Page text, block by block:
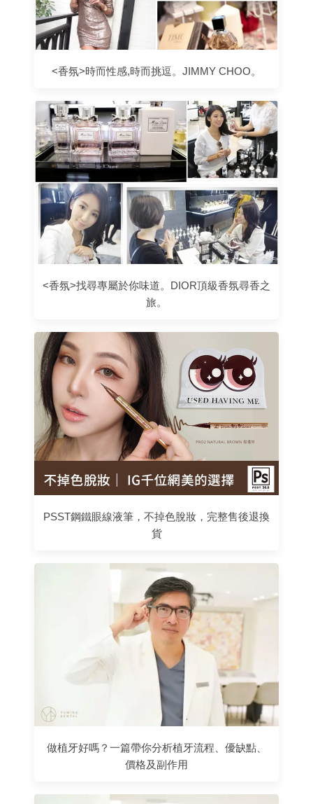
<香氛>時而性感,時而挑逗。JIMMY CHOO。
<香氛>找尋專屬於你味道。DIOR頂級香氛尋香之
旅。
PSST鋼鐵眼線液筆，不掉色脫妝，完整售後退換
貨
做植牙好嗎？一篇帶你分析植牙流程、優缺點、
價格及副作用